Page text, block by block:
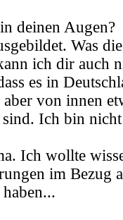
deinen Augen?
Was
ich dir auch
es in
von innen
Ich bin
Ich wollte
im Bezug